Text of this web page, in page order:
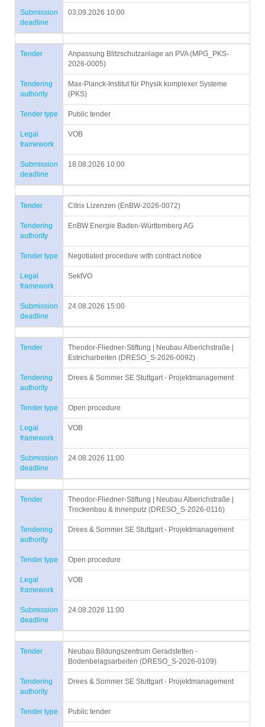
Submission
deadline
03.09.2026 10:00
Tender
Anpassung Blitzschutzanlage an PVA (MPG_PKS-
2026-0005)
Tendering
authority
Max-Planck-Institut für Physik komplexer Systeme
(PKS)
Tender type Public tender
Legal
framework
VOB
Submission
deadline
18.08.2026 10:00
Tender Citrix Lizenzen (EnBW-2026-0072)
Tendering
authority
EnBW Energie Baden-Württemberg AG
Tender type Negotiated procedure with contract notice
Legal
framework
SektVO
Submission
deadline
24.08.2026 15:00
Tender
Theodor-Fliedner-Stiftung | Neubau Alberichstraße |
Estricharbeiten (DRESO_S-2026-0092)
Tendering
authority
Drees & Sommer SE Stuttgart - Projektmanagement
Tender type Open procedure
Legal
framework
VOB
Submission
deadline
24.08.2026 11:00
Tender
Theodor-Fliedner-Stiftung | Neubau Alberichstraße |
Trockenbau & Innenputz (DRESO_S-2026-0116)
Tendering
authority
Drees & Sommer SE Stuttgart - Projektmanagement
Tender type Open procedure
Legal
framework
VOB
Submission
deadline
24.08.2026 11:00
Tender
Neubau Bildungszentrum Geradstetten -
Bodenbelagsarbeiten (DRESO_S-2026-0109)
Tendering
authority
Drees & Sommer SE Stuttgart - Projektmanagement
Tender type Public tender